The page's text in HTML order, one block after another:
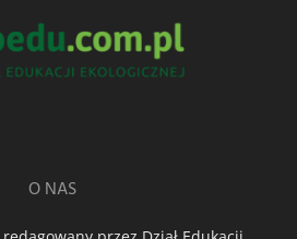
O NAS